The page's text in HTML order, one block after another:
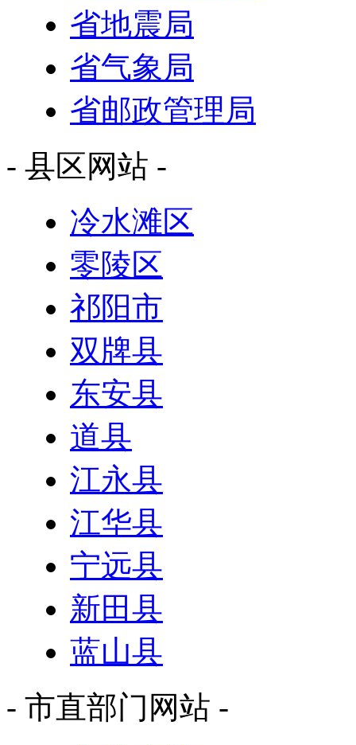
省地震局
省气象局
省邮政管理局
- 县区网站 -
冷水滩区
零陵区
祁阳市
双牌县
东安县
道县
江永县
江华县
宁远县
新田县
蓝山县
- 市直部门网站 -